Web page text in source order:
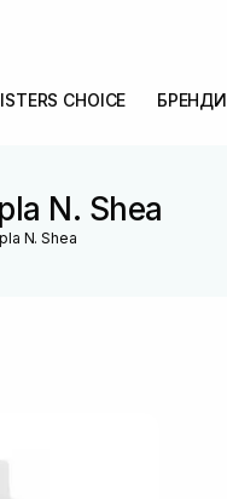
CHOICE БРЕНДИ
N. Shea
N. Shea